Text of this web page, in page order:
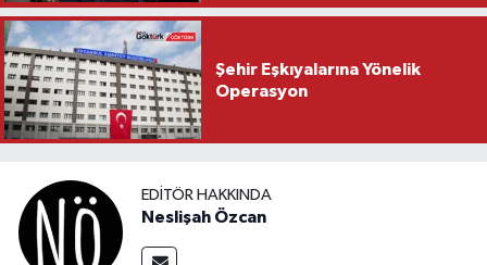
Şehir Eşkıyalarına Yönelik
Operasyon
EDITÖR HAKKINDA
Neslişah Özcan